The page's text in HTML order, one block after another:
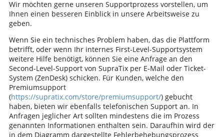
Wir möchten gerne unseren Supportprozess vorstellen, um
Ihnen einen besseren Einblick in unsere Arbeitsweise zu
geben.
Wenn Sie ein technisches Problem haben, das die Plattform
betrifft, oder wenn Ihr internes First-Level-Supportsystem
weitere Hilfe benötigt, können Sie eine Anfrage an den
Second-Level-Support von SupraTix per E-Mail oder Ticket-
System (ZenDesk) schicken. Für Kunden, welche den
Premiumsupport
(https://supratix.com/store/premiumsupport/) gebucht
haben, bieten wir ebenfalls telefonischen Support an. In
Anfragen jeglicher Art sollten mindestens die im Prozess
genannten Informationen enthalten sein. Daraufhin wird der
in dem Diagramm dargestellte Fehlerbehebungsprozess